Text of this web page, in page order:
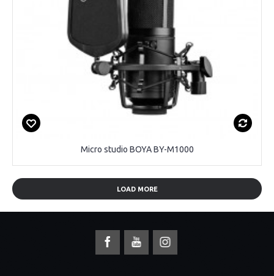
Micro studio BOYA BY-M1000
LOAD MORE